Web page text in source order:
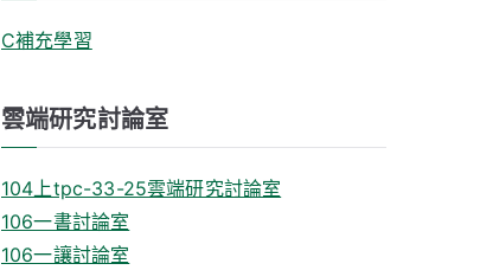
C補充學習
雲端研究討論室
104上tpc-33-25雲端研究討論室
106一書討論室
106一讓討論室